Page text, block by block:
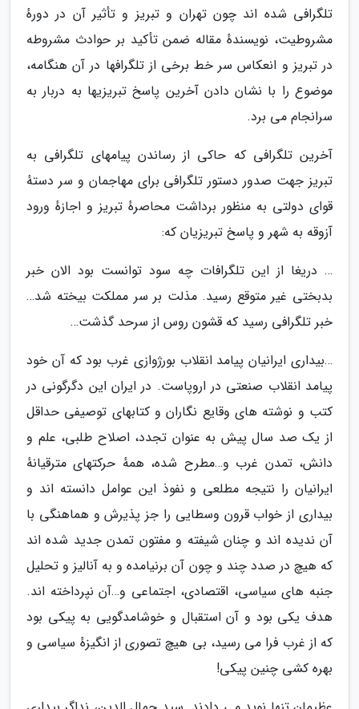
تلگرافی شده اند چون تهران و تبریز و تأثیر آن در دورهٔ
مشروطیت، نویسندهٔ مقاله ضمن تأکید بر حوادث مشروطه
در تبریز و انعکاس سر خط برخی از تلگرافها در آن هنگامه،
موضوع را با نشان دادن آخرین پاسخ تبریزیها به دربار به
سرانجام می برد.
آخرین تلگرافی که حاکی از رساندن پیامهای تلگرافی به
تبریز جهت صدور دستور تلگرافی برای مهاجمان و سر دستهٔ
قوای دولتی به منظور برداشت محاصرهٔ تبریز و اجازهٔ ورود
آزوقه به شهر و پاسخ تبریزیان که:
… دریغا از این تلگرافات چه سود توانست بود الان خبر
بدبختی غیر متوقع رسید. مذلت بر سر مملکت بیخته شد…
خبر تلگرافی رسید که قشون روس از سرحد گذشت…
…بیداری ایرانیان پیامد انقلاب بورژوازی غرب بود که آن خود
پیامد انقلاب صنعتی در اروپاست. در ایران این دگرگونی در
کتب و نوشته های وقایع نگاران و کتابهای توصیفی حداقل
از یک صد سال پیش به عنوان تجدد، اصلاح طلبی، علم و
دانش، تمدن غرب و…مطرح شده، همهٔ حرکتهای مترقیانهٔ
ایرانیان را نتیجه مطلعی و نفوذ این عوامل دانسته اند و
بیداری از خواب قرون وسطایی را جز پذیرش و هماهنگی با
آن ندیده اند و چنان شیفته و مفتون تمدن جدید شده اند
که هیچ در صدد چند و چون آن برنیامده و به آنالیز و تحلیل
جنبه های سیاسی، اقتصادی، اجتماعی و…آن نپرداخته اند.
هدف یکی بود و آن استقبال و خوشامدگویی به پیکی بود
که از غرب فرا می رسید، بی هیچ تصوری از انگیزهٔ سیاسی و
بهره کشی چنین پیکی!